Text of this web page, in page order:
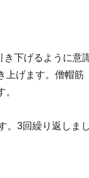
下げるように意
上げます。僧帽筋
。3回繰り返しまし